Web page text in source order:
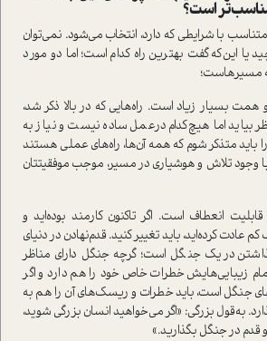
ا‌ست؟
با شرایطی که دارد، انتخاب می‌شود. نمی‌توان
یا این‌که گفت بهترین راه کدام ا‌ست؛ اما دو مورد
مسیرها‌ست؛
همت بسیار زیاد ا‌ست. راه‌هایی که در بالا ذکر شد،
بیاید اما هیچ‌کدام درعمل ساده نیست و نیاز به
را باید متذکر شوم که همه‌ آن‌ها، راه‌های عملی هستند
وجود تلاش و هوشیاری در مسیر، موجب موفقیتتان
انعطاف ا‌ست. اگر تا‌کنون کارمند بوده‌اید و
عادت کرده‌اید، باید تغییر کنید. قدم‌نهادن در دنیای
در یک جنگل ا‌ست؛ گرچه جنگل دارای مناظر
زیبایی‌هایش خطرات خاص خود را هم دارد و اگر
جنگل ا‌ست، باید خطرات و ریسک‌های آن را هم به
به‌قول بزرگی: «اگر می‌خواهید انسان بزرگی شوید،
قدم در جنگل بگذارید.»